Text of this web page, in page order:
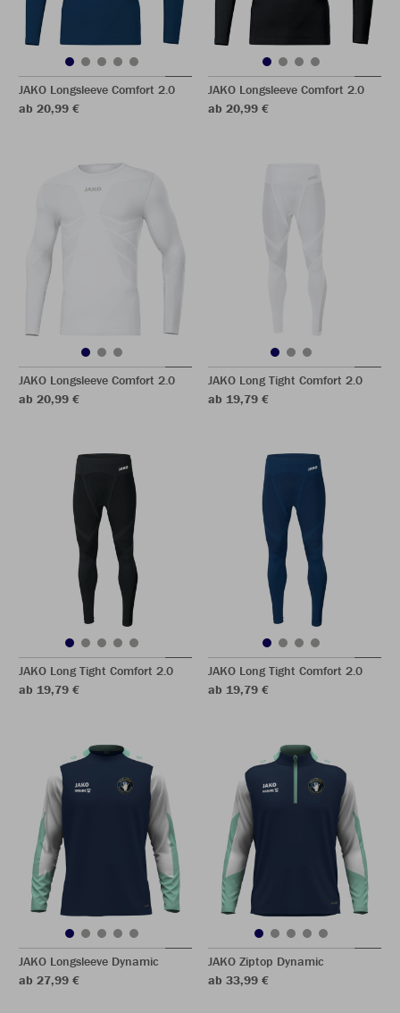
JAKO Longsleeve Comfort 2.0
ab 20,99 €
JAKO Longsleeve Comfort 2.0
ab 20,99 €
JAKO Longsleeve Comfort 2.0
ab 20,99 €
JAKO Long Tight Comfort 2.0
ab 19,79 €
JAKO Long Tight Comfort 2.0
ab 19,79 €
JAKO Long Tight Comfort 2.0
ab 19,79 €
JAKO Longsleeve Dynamic
ab 27,99 €
JAKO Ziptop Dynamic
ab 33,99 €